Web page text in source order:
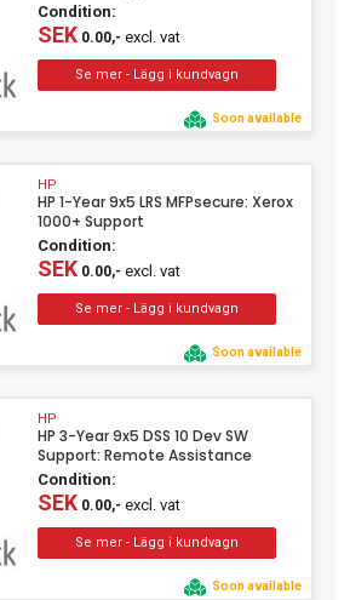
Condition:
SEK0.00,- excl. vat
Soon available
HP
HP 1-Year 9x5 LRS MFPsecure: Xerox
1000+ Support
Condition:
SEK0.00,- excl. vat
Soon available
HP
HP 3-Year 9x5 DSS 10 Dev SW
Support: Remote Assistance
Condition:
SEK0.00,- excl. vat
Soon available